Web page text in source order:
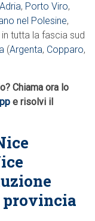
Adria, Porto Viro,
nel Polesine,
in tutta la fascia sud
(Argenta, Copparo,
Chiama ora lo
e risolvi il
provincia